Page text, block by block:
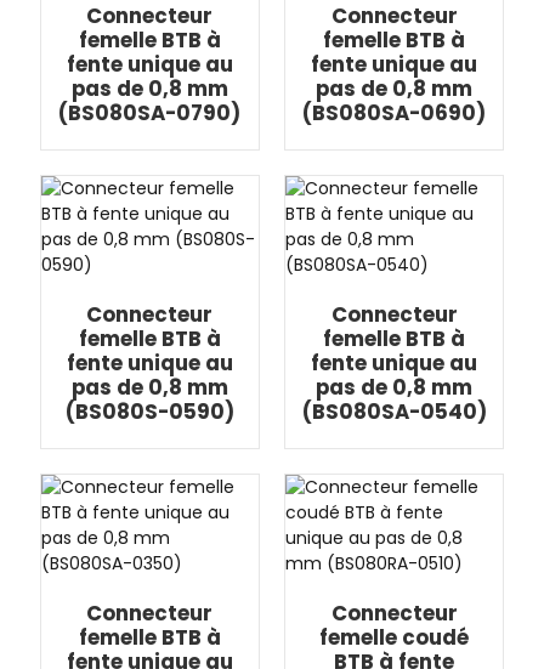
Connecteur
femelle BTB à
fente unique au
pas de 0,8 mm
(BS080SA-0790)
Connecteur
femelle BTB à
fente unique au
pas de 0,8 mm
(BS080SA-0690)
Connecteur
femelle BTB à
fente unique au
pas de 0,8 mm
(BS080S-0590)
Connecteur
femelle BTB à
fente unique au
pas de 0,8 mm
(BS080SA-0540)
Connecteur
femelle BTB à
fente unique au
Connecteur
femelle coudé
BTB à fente